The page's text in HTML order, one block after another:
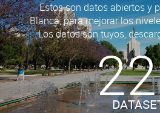
Estos son datos abiertos y
Blanca, para mejorar los
Los datos son tuyos,